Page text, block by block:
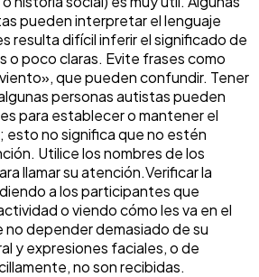
pueden interpretar el lenguaje
resulta difícil inferir el significado de
o poco claras. Evite frases como
que pueden confundir. Tener
personas autistas pueden
para establecer o mantener el
esto no significa que no estén
Utilice los nombres de los
llamar su atención.Verificar la
a los participantes que
o viendo cómo les va en el
no depender demasiado de su
y expresiones faciales, o de
no son recibidas.